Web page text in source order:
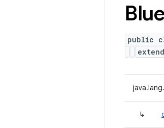
public
↳